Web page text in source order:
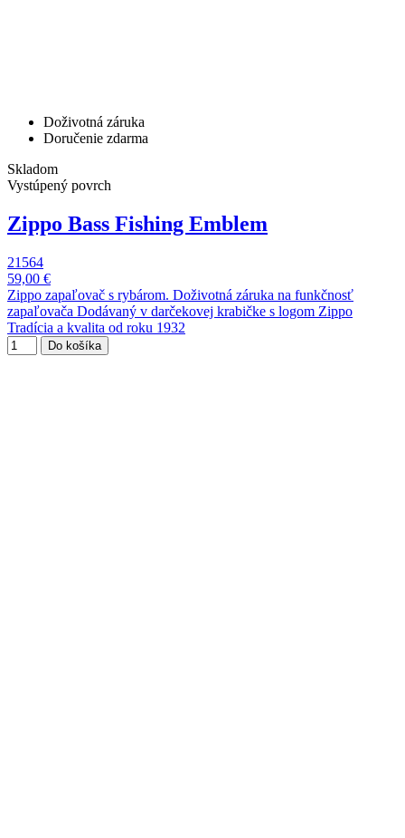
Doživotná záruka
Doručenie zdarma
Skladom
Vystúpený povrch
Zippo Bass Fishing Emblem
21564
59,00 €
Zippo zapaľovač s rybárom. Doživotná záruka na funkčnosť
zapaľovača Dodávaný v darčekovej krabičke s logom Zippo
Tradícia a kvalita od roku 1932
Do košíka